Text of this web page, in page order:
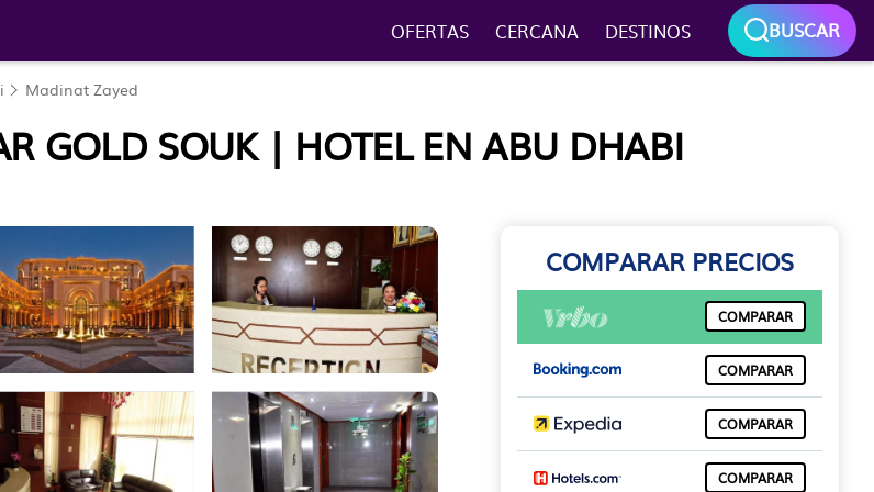
OFERTAS CERCANA DESTINOS BUSCAR
Madinat Zayed
GOLD SOUK | HOTEL EN ABU DHABI
COMPARAR PRECIOS
COMPARAR
COMPARAR
COMPARAR
COMPARAR